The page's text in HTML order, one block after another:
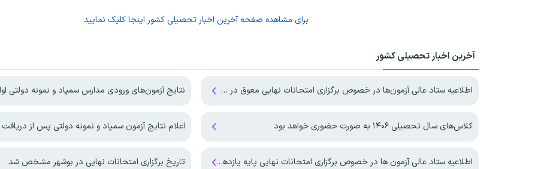
برای مشاهده صفحه آخرین اخبار تحصیلی کشور اینجا کلیک نمایید
آخرین اخبار تحصیلی کشور
اطلاعیه ستاد عالی آزمون‌ها در خصوص برگزاری امتحانات نهایی معوق در چهار استان جنوبی کشور نتایج آزمون‌های ورودی مدارس سمپاد و نمونه دولتی اوایل
کلاس‌های سال تحصیلی ۱۴۰۶ به صورت حضوری خواهد بود اعلام نتایج آزمون سمپاد و نمونه دولتی پس از دریافت اطلاعات
اطلاعیه ستاد عالی آزمون ها در خصوص برگزاری امتحانات نهایی پایه یازدهم و پایه دوازدهم تاریخ برگزاری امتحانات نهایی در بوشهر مشخص شد